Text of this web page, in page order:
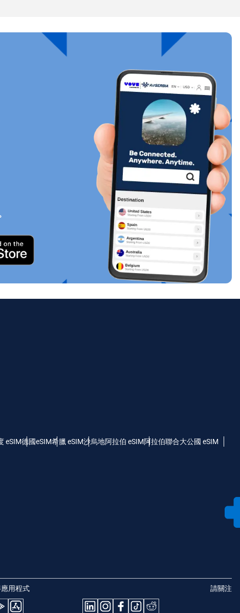
will
enter
eSIM
eSIM德國eSIM希臘 eSIM沙烏地阿拉伯 eSIM阿拉伯聯合大公國 eSIM
用程式 請關注